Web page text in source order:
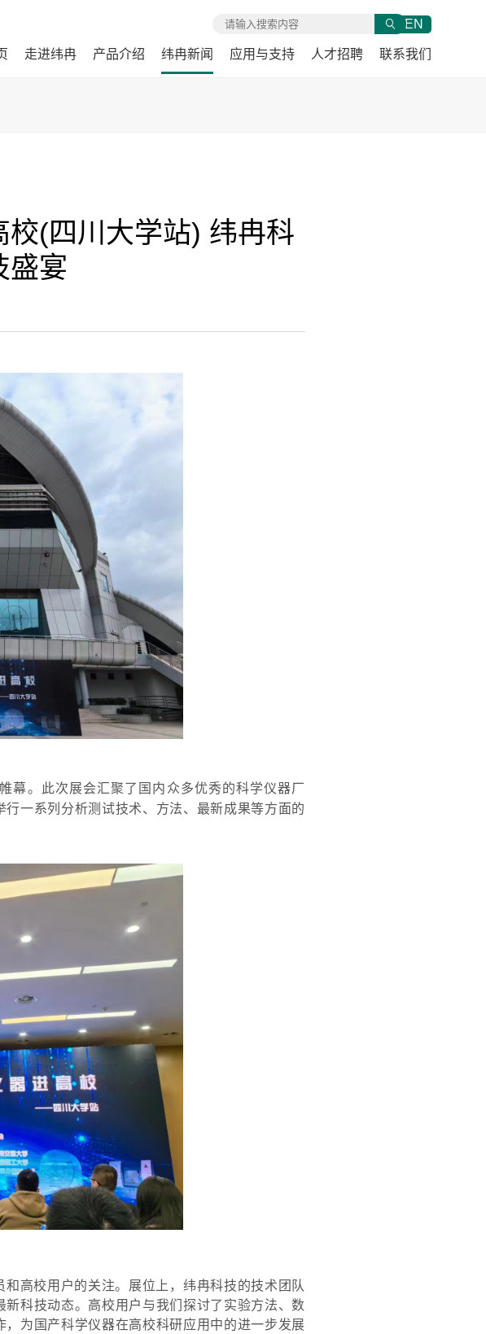
EN
走进纬冉 产品介绍 纬冉新闻 应用与支持 人才招聘 联系我们
(四川大学站) 纬冉科
盛宴
幕。
此次展会汇聚了国内众多优秀的科学仪器厂
一系列分析测试技术、方法、最新成果等方面的
高校用户的关注。展位上， 纬冉科技的技术团队
科技动态。高校用户与我们探讨了实验方法、数
为国产科学仪器在高校科研应用中的进一步发展